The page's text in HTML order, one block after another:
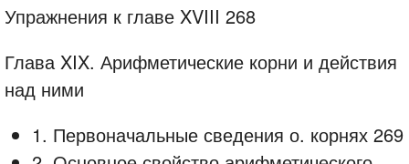
Упражнения к главе XVIII 268
Глава XIX. Арифметические корни и действия
над ними
1. Первоначальные сведения о. корнях 269